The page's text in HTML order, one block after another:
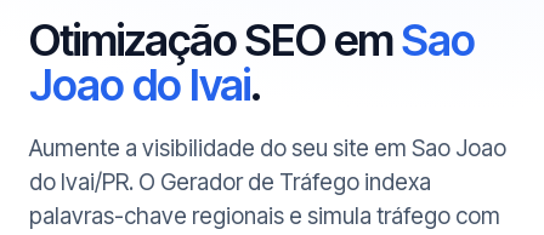
Otimização SEO emSao
Joao do Ivai.
Aumente a visibilidade do seu site em Sao Joao
do Ivai/PR. O Gerador de Tráfego indexa
palavras-chave regionais e simula tráfego com